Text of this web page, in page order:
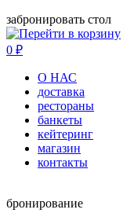
забронировать стол
0 ₽
О НАС
доставка
рестораны
банкеты
кейтеринг
магазин
контакты
бронирование